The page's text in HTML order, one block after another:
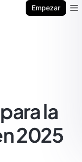
Empezar
la
2025